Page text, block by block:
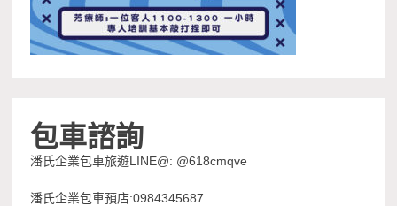
包車諮詢
潘氏企業包車旅遊LINE@: @618cmqve
潘氏企業包車預店:0984345687